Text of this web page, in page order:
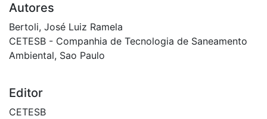
Autores
Bertoli, José Luiz Ramela
CETESB - Companhia de Tecnologia de Saneamento
Ambiental, Sao Paulo
Editor
CETESB